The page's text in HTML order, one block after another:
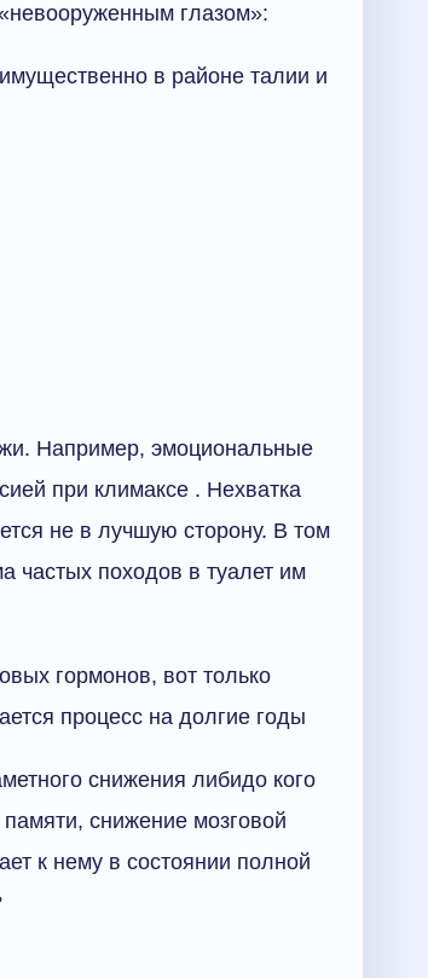
глазом»:
в районе талии и
Например, эмоциональные
при климаксе . Нехватка
не в лучшую сторону. В том
частых походов в туалет им
гормонов, вот только
процесс на долгие годы
снижения либидо кого
снижение мозговой
к нему в состоянии полной